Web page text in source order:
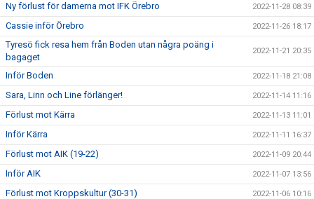
Ny förlust för damerna mot IFK Örebro 2022-11-28 08:39
Cassie inför Örebro 2022-11-26 18:17
Tyresö fick resa hem från Boden utan några poäng i
bagaget
2022-11-21 20:35
Inför Boden 2022-11-18 21:08
Sara, Linn och Line förlänger! 2022-11-14 11:16
Förlust mot Kärra 2022-11-13 11:01
Inför Kärra 2022-11-11 16:37
Förlust mot AIK (19-22) 2022-11-09 20:44
Inför AIK 2022-11-07 13:56
Förlust mot Kroppskultur (30-31) 2022-11-06 10:16